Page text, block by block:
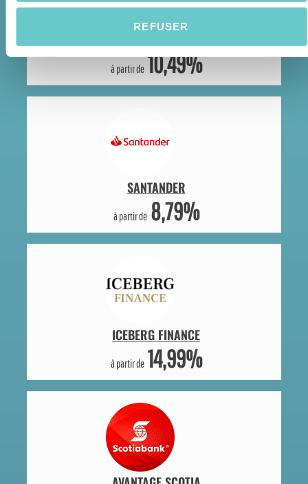
REFUSER
à partir de10,49%
SANTANDER
à partir de8,79%
ICEBERG FINANCE
à partir de14,99%